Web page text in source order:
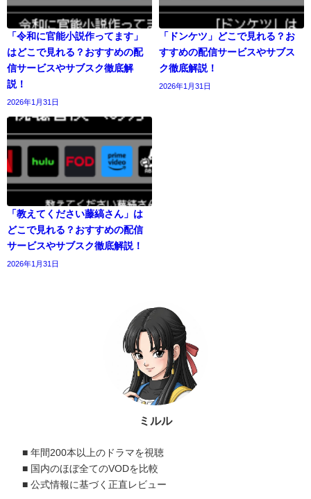
「令和に官能小説作ってます」
はどこで見れる？おすすめの配
信サービスやサブスク徹底解
説！
2026年1月31日
「ドンケツ」どこで見れる？お
すすめの配信サービスやサブス
ク徹底解説！
2026年1月31日
「教えてください藤縞さん」は
どこで見れる？おすすめの配信
サービスやサブスク徹底解説！
2026年1月31日
ミルル
■ 年間200本以上のドラマを視聴
■ 国内のほぼ全てのVODを比較
■ 公式情報に基づく正直レビュー